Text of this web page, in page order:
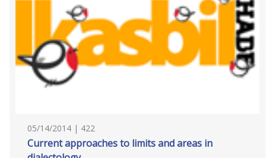
05/14/2014 | 422
Current approaches to limits and areas in